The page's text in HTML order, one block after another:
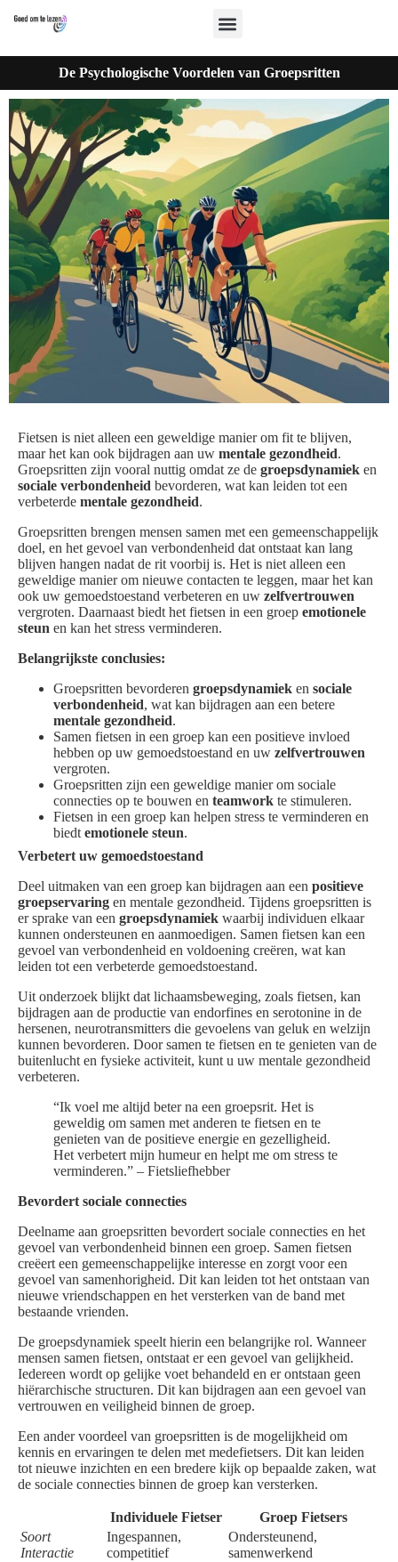
De Psychologische Voordelen van Groepsritten
Fietsen is niet alleen een geweldige manier om fit te blijven,
maar het kan ook bijdragen aan uw mentale gezondheid.
Groepsritten zijn vooral nuttig omdat ze de groepsdynamiek en
sociale verbondenheid bevorderen, wat kan leiden tot een
verbeterde mentale gezondheid.
Groepsritten brengen mensen samen met een gemeenschappelijk
doel, en het gevoel van verbondenheid dat ontstaat kan lang
blijven hangen nadat de rit voorbij is. Het is niet alleen een
geweldige manier om nieuwe contacten te leggen, maar het kan
ook uw gemoedstoestand verbeteren en uw zelfvertrouwen
vergroten. Daarnaast biedt het fietsen in een groep emotionele
steun en kan het stress verminderen.
Belangrijkste conclusies:
Groepsritten bevorderen groepsdynamiek en sociale
verbondenheid, wat kan bijdragen aan een betere
mentale gezondheid.
Samen fietsen in een groep kan een positieve invloed
hebben op uw gemoedstoestand en uw zelfvertrouwen
vergroten.
Groepsritten zijn een geweldige manier om sociale
connecties op te bouwen en teamwork te stimuleren.
Fietsen in een groep kan helpen stress te verminderen en
biedt emotionele steun.
Verbetert uw gemoedstoestand
Deel uitmaken van een groep kan bijdragen aan een positieve
groepservaring en mentale gezondheid. Tijdens groepsritten is
er sprake van een groepsdynamiek waarbij individuen elkaar
kunnen ondersteunen en aanmoedigen. Samen fietsen kan een
gevoel van verbondenheid en voldoening creëren, wat kan
leiden tot een verbeterde gemoedstoestand.
Uit onderzoek blijkt dat lichaamsbeweging, zoals fietsen, kan
bijdragen aan de productie van endorfines en serotonine in de
hersenen, neurotransmitters die gevoelens van geluk en welzijn
kunnen bevorderen. Door samen te fietsen en te genieten van de
buitenlucht en fysieke activiteit, kunt u uw mentale gezondheid
verbeteren.
“Ik voel me altijd beter na een groepsrit. Het is
geweldig om samen met anderen te fietsen en te
genieten van de positieve energie en gezelligheid.
Het verbetert mijn humeur en helpt me om stress te
verminderen.” – Fietsliefhebber
Bevordert sociale connecties
Deelname aan groepsritten bevordert sociale connecties en het
gevoel van verbondenheid binnen een groep. Samen fietsen
creëert een gemeenschappelijke interesse en zorgt voor een
gevoel van samenhorigheid. Dit kan leiden tot het ontstaan van
nieuwe vriendschappen en het versterken van de band met
bestaande vrienden.
De groepsdynamiek speelt hierin een belangrijke rol. Wanneer
mensen samen fietsen, ontstaat er een gevoel van gelijkheid.
Iedereen wordt op gelijke voet behandeld en er ontstaan geen
hiërarchische structuren. Dit kan bijdragen aan een gevoel van
vertrouwen en veiligheid binnen de groep.
Een ander voordeel van groepsritten is de mogelijkheid om
kennis en ervaringen te delen met medefietsers. Dit kan leiden
tot nieuwe inzichten en een bredere kijk op bepaalde zaken, wat
de sociale connecties binnen de groep kan versterken.
Individuele Fietser
Groep Fietsers
Soort
Interactie
Ingespannen,
competitief
Ondersteunend,
samenwerkend